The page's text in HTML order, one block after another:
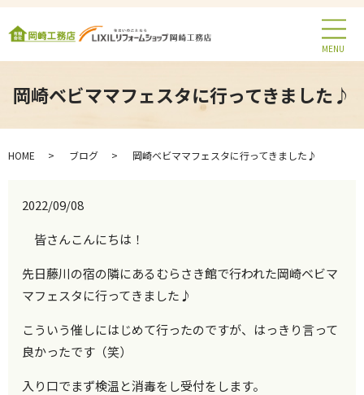
MENU
岡崎ベビママフェスタに行ってきました♪
HOME ブログ 岡崎ベビママフェスタに行ってきました♪
2022/09/08
皆さんこんにちは！
先日藤川の宿の隣にあるむらさき館で行われた岡崎ベビマ
マフェスタに行ってきました♪
こういう催しにはじめて行ったのですが、はっきり言って
良かったです（笑）
入り口でまず検温と消毒をし受付をします。